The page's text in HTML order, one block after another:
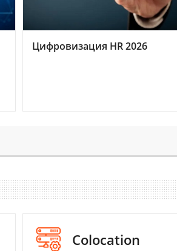
Цифровизация HR 2026
Colocation